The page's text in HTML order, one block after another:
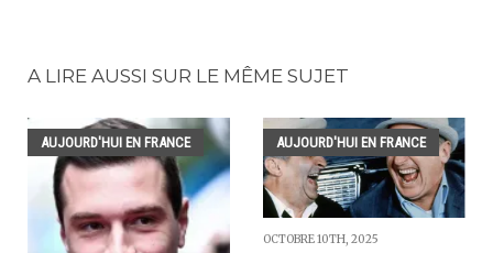
A LIRE AUSSI SUR LE MÊME SUJET
AUJOURD'HUI EN FRANCE AUJOURD'HUI EN FRANCE
OCTOBRE 10TH, 2025